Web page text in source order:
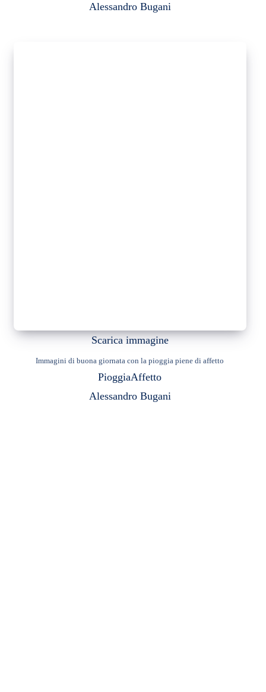
Alessandro Bugani
Scarica immagine
Immagini di buona giornata con la pioggia piene di affetto
PioggiaAffetto
Alessandro Bugani